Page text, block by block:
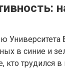
в синие и
кто